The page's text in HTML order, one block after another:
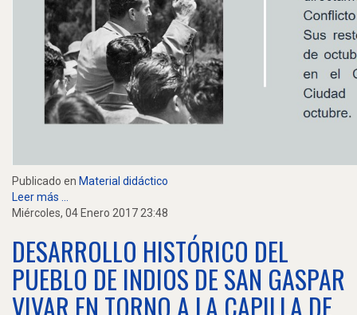
Publicado en Material didáctico
Leer más ...
Miércoles, 04 Enero 2017 23:48
DESARROLLO HISTÓRICO DEL
PUEBLO DE INDIOS DE SAN GASPAR
VIVAR EN TORNO A LA CAPILLA DE